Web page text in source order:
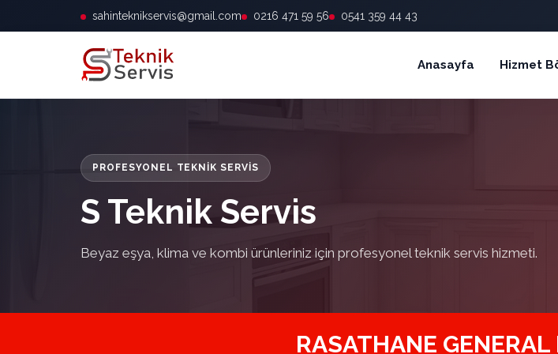
sahinteknikservis@gmail.com 0216 471 59 56 0541 359 44 43
Anasayfa Hizmet
PROFESYONEL TEKNIK SERVIS
S Teknik Servis
Beyaz eşya, klima ve kombi ürünleriniz için profesyonel teknik servis hizmeti.
RASATHANE